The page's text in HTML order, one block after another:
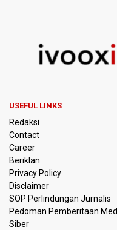
Ekstasi, Enam
Korlantas Polri
pada ETLE
Kereta Cepat ke Surabaya
Kebakaran Hutan dan
OJK Sebut IASC Terima
Keuangan
BRIN Kaji Peluang
Dikembangkan di
USEFUL LINKS
Redaksi
Contact
Career
Beriklan
Privacy Policy
Disclaimer
SOP Perlindungan Jurnalis
Pedoman Pemberitaan
Siber